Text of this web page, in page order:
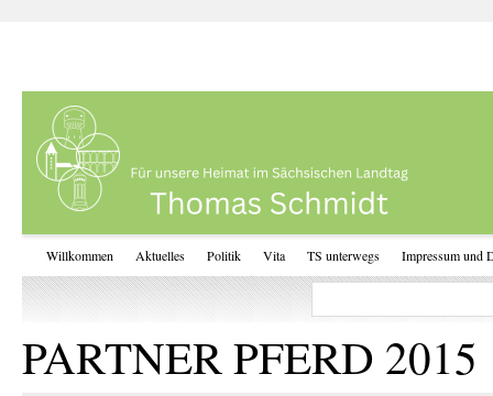
Willkommen Aktuelles Politik Vita TS unterwegs Impressum und
PARTNER PFERD 2015